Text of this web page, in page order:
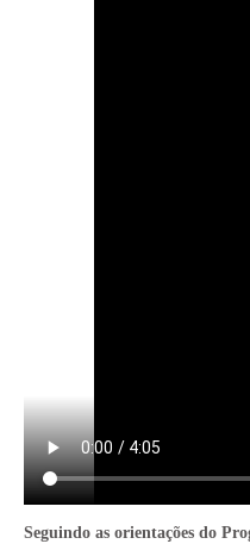
Seguindo as orientações do